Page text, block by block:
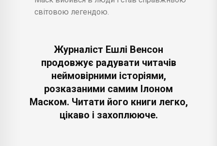
світовою легендою.
Журналіст Ешлі Венсон
продовжує радувати читачів
неймовірними історіями,
розказаними самим Ілоном
Маском. Читати його книги легко,
цікаво і захоплююче.